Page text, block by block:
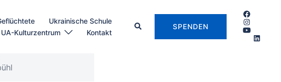
Ukrainische Schule
UA-Kulturzentrum
Kontakt
SPENDEN